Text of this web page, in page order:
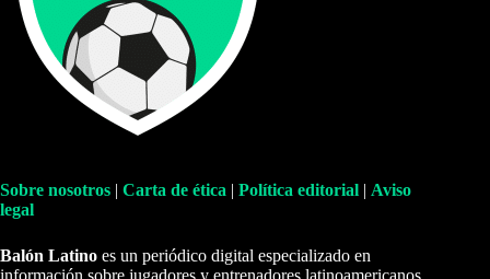
Sobre nosotros | Carta de ética | Política editorial | Aviso
legal
Balón Latino es un periódico digital especializado en
información sobre jugadores y entrenadores latinoamericanos